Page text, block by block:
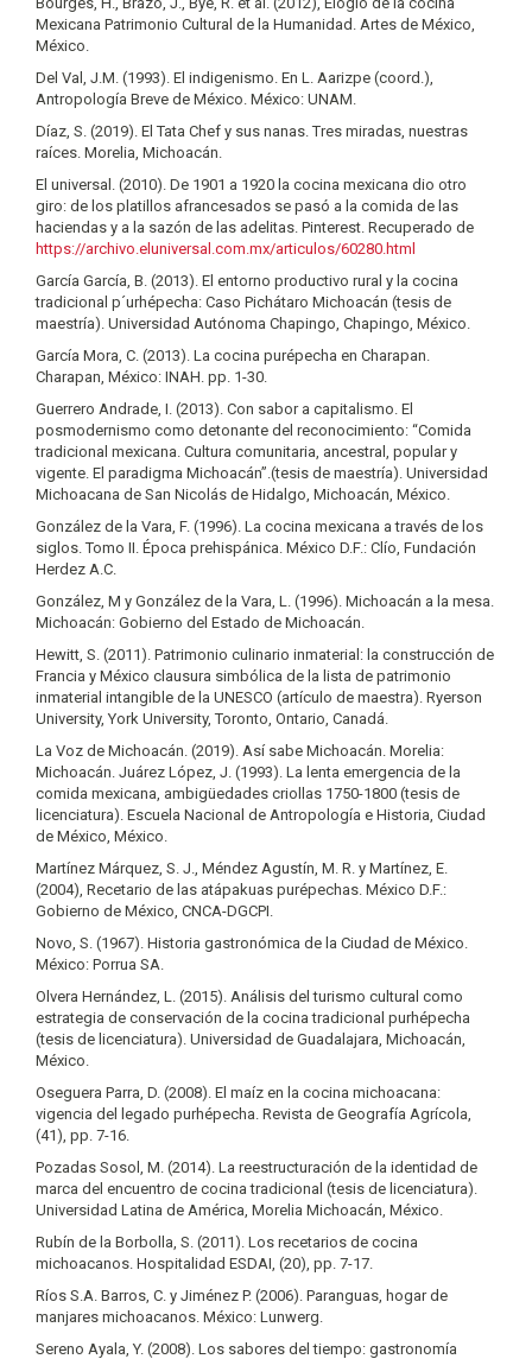
Mexicana Patrimonio Cultural de la Humanidad. Artes de México,
México.
Del Val, J.M. (1993). El indigenismo. En L. Aarizpe (coord.),
Antropología Breve de México. México: UNAM.
Díaz, S. (2019). El Tata Chef y sus nanas. Tres miradas, nuestras
raíces. Morelia, Michoacán.
El universal. (2010). De 1901 a 1920 la cocina mexicana dio otro
giro: de los platillos afrancesados se pasó a la comida de las
haciendas y a la sazón de las adelitas. Pinterest. Recuperado de
https://archivo.eluniversal.com.mx/articulos/60280.html
García García, B. (2013). El entorno productivo rural y la cocina
tradicional p´urhépecha: Caso Pichátaro Michoacán (tesis de
maestría). Universidad Autónoma Chapingo, Chapingo, México.
García Mora, C. (2013). La cocina purépecha en Charapan.
Charapan, México: INAH. pp. 1-30.
Guerrero Andrade, I. (2013). Con sabor a capitalismo. El
posmodernismo como detonante del reconocimiento: “Comida
tradicional mexicana. Cultura comunitaria, ancestral, popular y
vigente. El paradigma Michoacán”.(tesis de maestría). Universidad
Michoacana de San Nicolás de Hidalgo, Michoacán, México.
González de la Vara, F. (1996). La cocina mexicana a través de los
siglos. Tomo II. Época prehispánica. México D.F.: Clío, Fundación
Herdez A.C.
González, M y González de la Vara, L. (1996). Michoacán a la mesa.
Michoacán: Gobierno del Estado de Michoacán.
Hewitt, S. (2011). Patrimonio culinario inmaterial: la construcción de
Francia y México clausura simbólica de la lista de patrimonio
inmaterial intangible de la UNESCO (artículo de maestra). Ryerson
University, York University, Toronto, Ontario, Canadá.
La Voz de Michoacán. (2019). Así sabe Michoacán. Morelia:
Michoacán. Juárez López, J. (1993). La lenta emergencia de la
comida mexicana, ambigüedades criollas 1750-1800 (tesis de
licenciatura). Escuela Nacional de Antropología e Historia, Ciudad
de México, México.
Martínez Márquez, S. J., Méndez Agustín, M. R. y Martínez, E.
(2004), Recetario de las atápakuas purépechas. México D.F.:
Gobierno de México, CNCA-DGCPI.
Novo, S. (1967). Historia gastronómica de la Ciudad de México.
México: Porrua SA.
Olvera Hernández, L. (2015). Análisis del turismo cultural como
estrategia de conservación de la cocina tradicional purhépecha
(tesis de licenciatura). Universidad de Guadalajara, Michoacán,
México.
Oseguera Parra, D. (2008). El maíz en la cocina michoacana:
vigencia del legado purhépecha. Revista de Geografía Agrícola,
(41), pp. 7-16.
Pozadas Sosol, M. (2014). La reestructuración de la identidad de
marca del encuentro de cocina tradicional (tesis de licenciatura).
Universidad Latina de América, Morelia Michoacán, México.
Rubín de la Borbolla, S. (2011). Los recetarios de cocina
michoacanos. Hospitalidad ESDAI, (20), pp. 7-17.
Ríos S.A. Barros, C. y Jiménez P. (2006). Paranguas, hogar de
manjares michoacanos. México: Lunwerg.
Sereno Ayala, Y. (2008). Los sabores del tiempo: gastronomía